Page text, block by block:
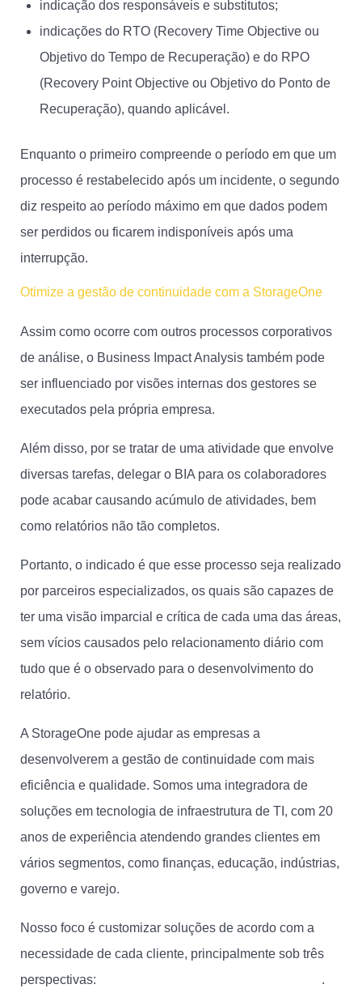
indicação dos responsáveis e substitutos;
indicações do RTO (Recovery Time Objective ou
Objetivo do Tempo de Recuperação) e do RPO
(Recovery Point Objective ou Objetivo do Ponto de
Recuperação), quando aplicável.
Enquanto o primeiro compreende o período em que um
processo é restabelecido após um incidente, o segundo
diz respeito ao período máximo em que dados podem
ser perdidos ou ficarem indisponíveis após uma
interrupção.
Otimize a gestão de continuidade com a StorageOne
Assim como ocorre com outros processos corporativos
de análise, o Business Impact Analysis também pode
ser influenciado por visões internas dos gestores se
executados pela própria empresa.
Além disso, por se tratar de uma atividade que envolve
diversas tarefas, delegar o BIA para os colaboradores
pode acabar causando acúmulo de atividades, bem
como relatórios não tão completos.
Portanto, o indicado é que esse processo seja realizado
por parceiros especializados, os quais são capazes de
ter uma visão imparcial e crítica de cada uma das áreas,
sem vícios causados pelo relacionamento diário com
tudo que é o observado para o desenvolvimento do
relatório.
A StorageOne pode ajudar as empresas a
desenvolverem a gestão de continuidade com mais
eficiência e qualidade. Somos uma integradora de
soluções em tecnologia de infraestrutura de TI, com 20
anos de experiência atendendo grandes clientes em
vários segmentos, como finanças, educação, indústrias,
governo e varejo.
Nosso foco é customizar soluções de acordo com a
necessidade de cada cliente, principalmente sob três
perspectivas:
.